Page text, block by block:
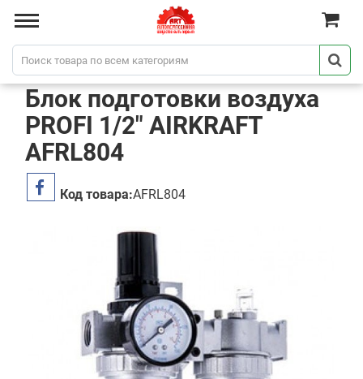
Блок подготовки воздуха
PROFI 1/2" AIRKRAFT
AFRL804
Код товара:AFRL804